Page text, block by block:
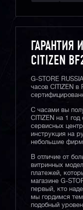
ГАРАНТИЯ
CITIZEN
G-STORE
часов CITIZEN
С часами вы
CITIZEN на 1
сервисных
инструкция на
небольшие
В отличие от
витринных
платежей,
магазине G-
первый, кто
мы гордимся
подобный